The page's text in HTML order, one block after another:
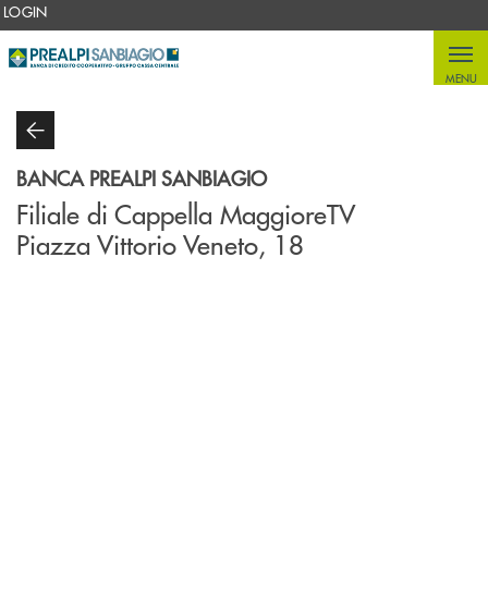
Salta al contenuto principale
LOGIN
MENU
BANCA PREALPI SANBIAGIO
Filiale di Cappella MaggioreTV
Piazza Vittorio Veneto, 18